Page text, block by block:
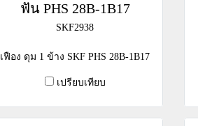
ฟัน PHS 28B-1B17
SKF2938
เฟือง ดุม 1 ข้าง SKF PHS 28B-1B17
เปรียบเทียบ